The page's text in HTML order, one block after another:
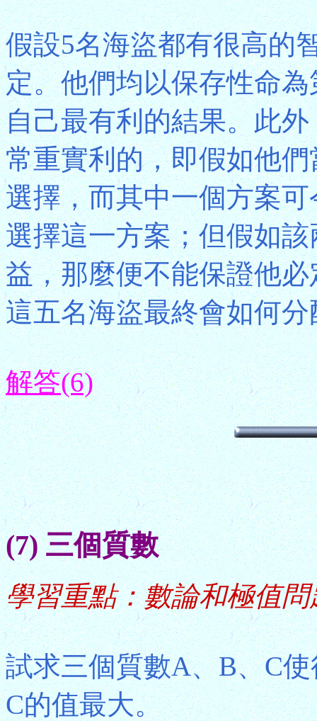
假設5名海盜都有很高的
定。他們均以保存性命
自己最有利的結果。此
常重實利的，即假如他
選擇，而其中一個方案
選擇這一方案；但假如
益，那麼便不能保證他
這五名海盜最終會如何
解答(6)
(7) 三個質數
學習重點：數論和極值
試求三個質數A、B、C
C的值最大。